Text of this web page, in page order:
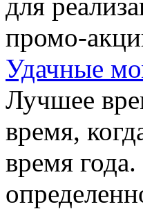
Удачные
Лучшее
время,
время